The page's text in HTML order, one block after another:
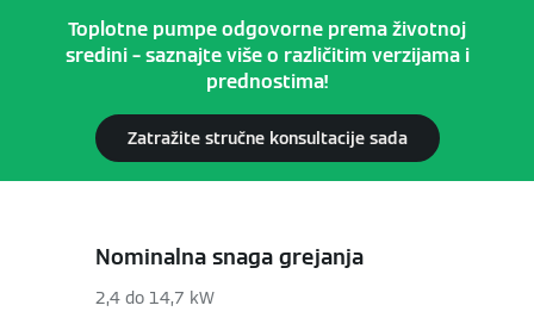
Toplotne pumpe odgovorne prema životnoj
sredini – saznajte više o različitim verzijama i
prednostima!
Zatražite stručne konsultacije sada
Nominalna snaga grejanja
2,4 do 14,7 kW